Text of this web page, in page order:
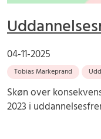
04-11-2025
Tobias Markeprand
Skøn over
2023 i